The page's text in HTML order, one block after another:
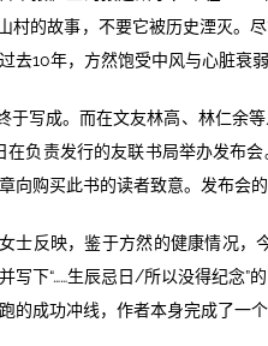
的故事，不要它被历史湮灭。
去10年，方然饱受中风与心脏衰
于写成。而在文友林高、林仁余
在负责发行的友联书局举办发布
向购买此书的读者致意。发布会
士反映，鉴于方然的健康情况
写下“……生辰忌日/所以没得纪念”
的成功冲线，作者本身完成了一